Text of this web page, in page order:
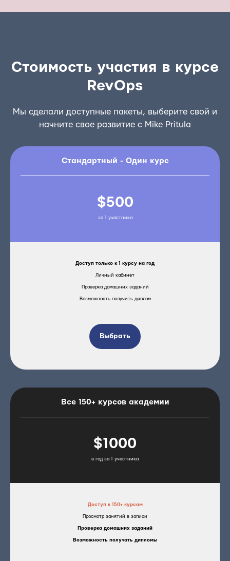
Стоимость участия в курсе
RevOps
Мы сделали доступные пакеты, выберите свой и
начните свое развитие с Mike Pritula
Стандартный - Один курс
$500
за 1 участника
Доступ только к 1 курсу на год
Личный кабинет
Проверка домашних заданий
Возможность получить диплом
Выбрать
Все 150+ курсов академии
$1000
в год за 1 участника
Доступ к 150+ курсам
Просмотр занятий в записи
Проверка домашних заданий
Возможность получать дипломы